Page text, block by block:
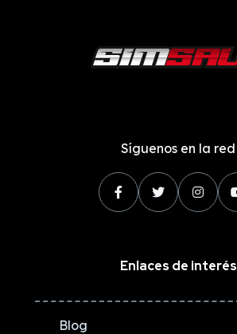
Síguenos en la red
Enlaces de interés
Blog